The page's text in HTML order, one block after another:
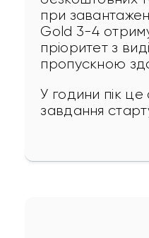
при
Gold 3-4
пріоритет з
пропускною
У години пік
завдання